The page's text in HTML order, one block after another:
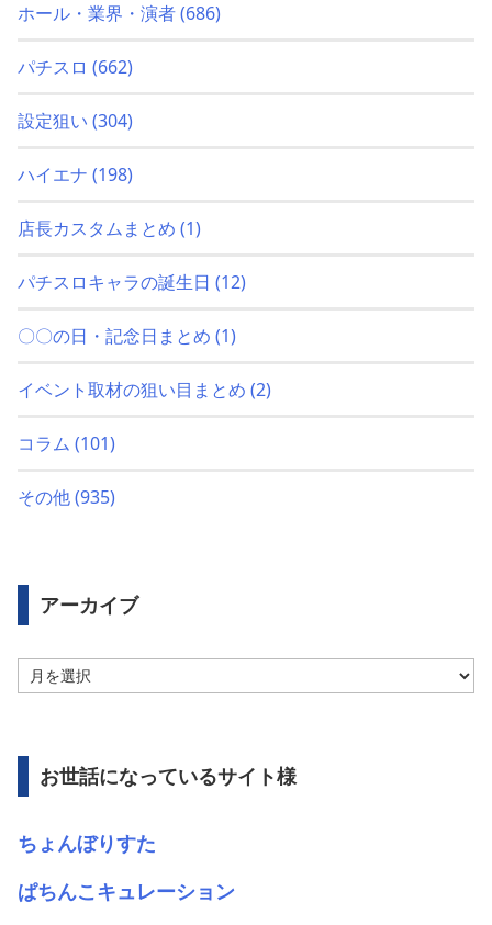
ホール・業界・演者(686)
パチスロ (662)
設定狙い (304)
ハイエナ (198)
店長カスタムまとめ (1)
パチスロキャラの誕生日 (12)
〇〇の日・記念日まとめ (1)
イベント取材の狙い目まとめ (2)
コラム (101)
その他(935)
アーカイブ
ー
ブ
お世話になっているサイト様
ちょんぼりすた
ぱちんこキュレーション